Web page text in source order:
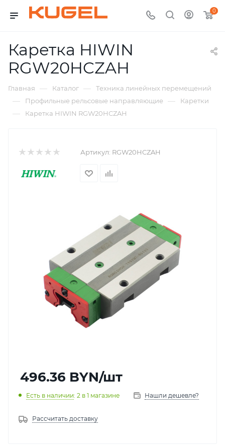
0
Каретка HIWIN
RGW20HCZAH
Главная — Каталог — Техника линейных перемещений
— Профильные рельсовые направляющие — Каретки
— Каретка HIWIN RGW20HCZAH
Артикул: RGW20HCZAH
496.36 BYN/шт
Есть в наличии: 2 в 1 магазине Нашли дешевле?
Рассчитать доставку